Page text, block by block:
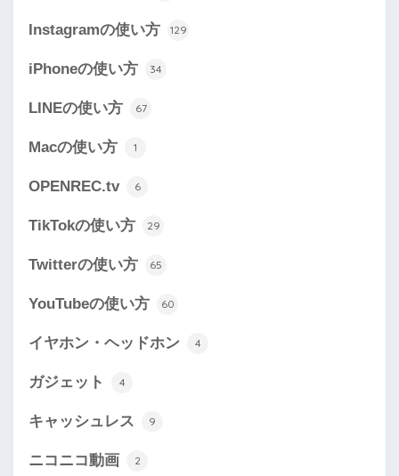
Instagramの使い方 129
iPhoneの使い方 34
LINEの使い方 67
Macの使い方 1
OPENREC.tv 6
TikTokの使い方 29
Twitterの使い方 65
YouTubeの使い方 60
イヤホン・ヘッドホン 4
ガジェット 4
キャッシュレス 9
ニコニコ動画 2